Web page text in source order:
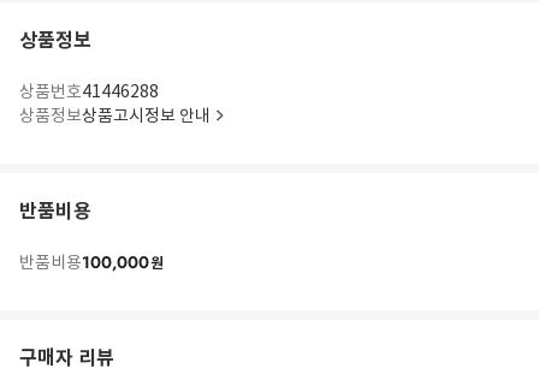
상품정보
상품번호41446288
상품정보상품고시정보 안내
반품비용
반품비용100,000원
구매자 리뷰